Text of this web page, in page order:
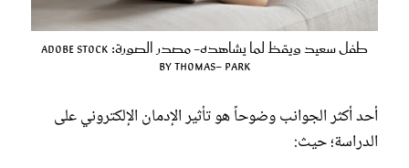
طفل سعيد ويقظ لما يشاهده- مصدر الصورة: Adobe Stock
by thomas- park
أحد أكثر الجوانب وضوحاً هو تأثير الإدمان الإلكتروني على
الدراسة؛ حيث: